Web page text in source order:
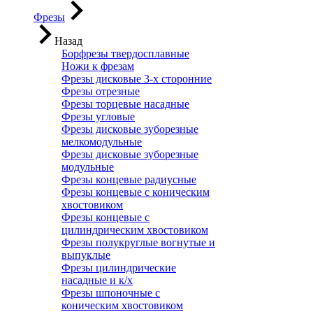
Фрезы
Назад
Борфрезы твердосплавные
Ножи к фрезам
Фрезы дисковые 3-х сторонние
Фрезы отрезные
Фрезы торцевые насадные
Фрезы угловые
Фрезы дисковые зуборезные
мелкомодульные
Фрезы дисковые зуборезные
модульные
Фрезы концевые радиусные
Фрезы концевые с коническим
хвостовиком
Фрезы концевые с
цилиндрическим хвостовиком
Фрезы полукруглые вогнутые и
выпуклые
Фрезы цилиндрические
насадные и к/х
Фрезы шпоночные с
коническим хвостовиком